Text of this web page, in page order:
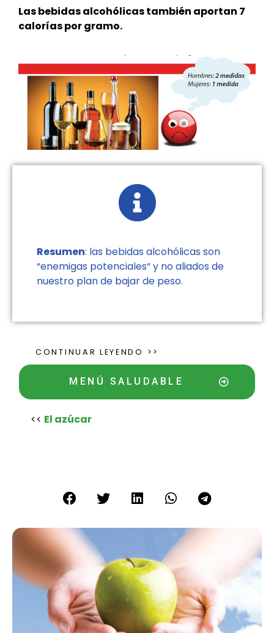
Las bebidas alcohólicas también aportan 7
calorías por gramo.
Resumen: las bebidas alcohólicas son
“enemigas potenciales“ y no aliados de
nuestro plan de bajar de peso.
CONTINUAR LEYENDO >>
MENÚ SALUDABLE
<< El azúcar